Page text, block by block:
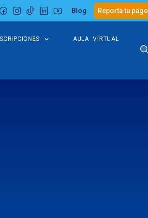
Blog Reporta tu pago
AULA VIRTUAL